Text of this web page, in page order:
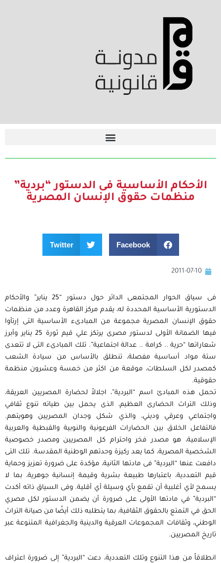
الأحكام الأساسية فى الدستور “بردية”
منظمات حقوق الإنسان المصرية
Facebook
Twitter
2011-07-10
فى سياق الحوار المجتمعى الدائر حول دستور “25 يناير” والأحكام
الدستورية الأساسية المحددة له، يقدم مركز القاهرة وعدد من منظمات
حقوق الإنسان المصرية مجموعة من المبادىء الأساسية التى إرتأوا
فيها الضمانة الأولى لدستور مصرى يرتكز علي قيم ثورة 25 يناير وأبرز
شعاراتها “حرية .. كرامة .. عدالة اجتماعية”. تلك المبادىء التى لا تتعدى
ستة مواد أساسية مفصلة، تنطلق بالأساس من سيادة الشعب
كمصدر لكل السلطات، موقعة من اكثر من خمسة وعشرون منظمة
حقوقية.
تحمل هذه المبادئ اسم “البردية”، اجلالاً لحضارة المصريين العريقة،
وذلك التراث الحضارى العظيم، الذى يحمل بين طياته تنوع ثقافي
واجتماعي وعرقي وديني، والذي شكل وجدان المصريين وهويتهم.
فالتفاعل الخلاق بين الحضارات الفرعونية والنوبية والقبطية والعربية
الإسلامية، هو مصدر فخر واحترام كل المصريين ومصدر خصوصية
الشخصية المصرية، كما يعد ركيزة وحدتهم الوطنية المقدسة. تلك التى
دافعت عنها “البردية” فى مادتها الثانية، مؤكدة على ضرورة تعزيز وحماية
قيم التعددية، باعتبارها طبيعة بشرية وقيمة إنسانية جوهرية، بما لا
يسمح لأي أغلبية أن تقمع بأي وسيلة أي أقلية. وفى السياق ذاته أكدت
“البردية” في مادتها الأولى على ضرورة أن يضمن الدستور لكل مصري
الحق في التمتع بالحقوق الثقافية، بما يتطلبه ذلك أيضًا من صيانة التراث
الوطني، وثقافات المجموعات العرقية والدينية والجغرافية المتنوعة عبر
تاريخ المصريين.
انطلاقاً من هذا التنوع وتلك التعددية، دعت “البردية” إلى ضرورة اعتراف